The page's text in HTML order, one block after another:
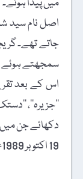
میں پیدا ہوئے۔
اصل نام سید
جاتے تھے۔
سمجھتے ہوئے
’’جزیرہ‘‘،
دکھائے جن
19 اکتوبر 1989ء میں حرکتِ قلب بند ہونے کے سبب انتقال کرگئے۔ڈیفنس سوسائٹی کے قبرستان میں آسودۂ خاک ہیں۔